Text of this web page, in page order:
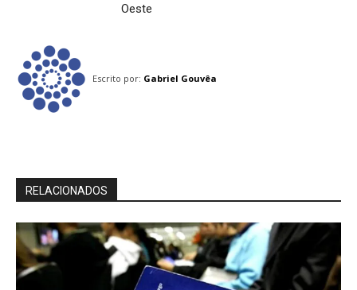
Oeste
Escrito por: Gabriel Gouvêa
RELACIONADOS